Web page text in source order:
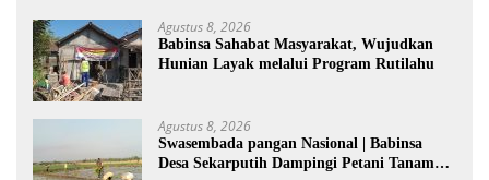
Agustus 8, 2026
Babinsa Sahabat Masyarakat, Wujudkan
Hunian Layak melalui Program Rutilahu
Agustus 8, 2026
Swasembada pangan Nasional | Babinsa
Desa Sekarputih Dampingi Petani Tanam